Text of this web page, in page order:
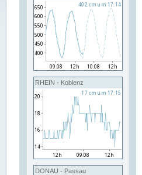
RHEIN - Koblenz
DONAU - Passau